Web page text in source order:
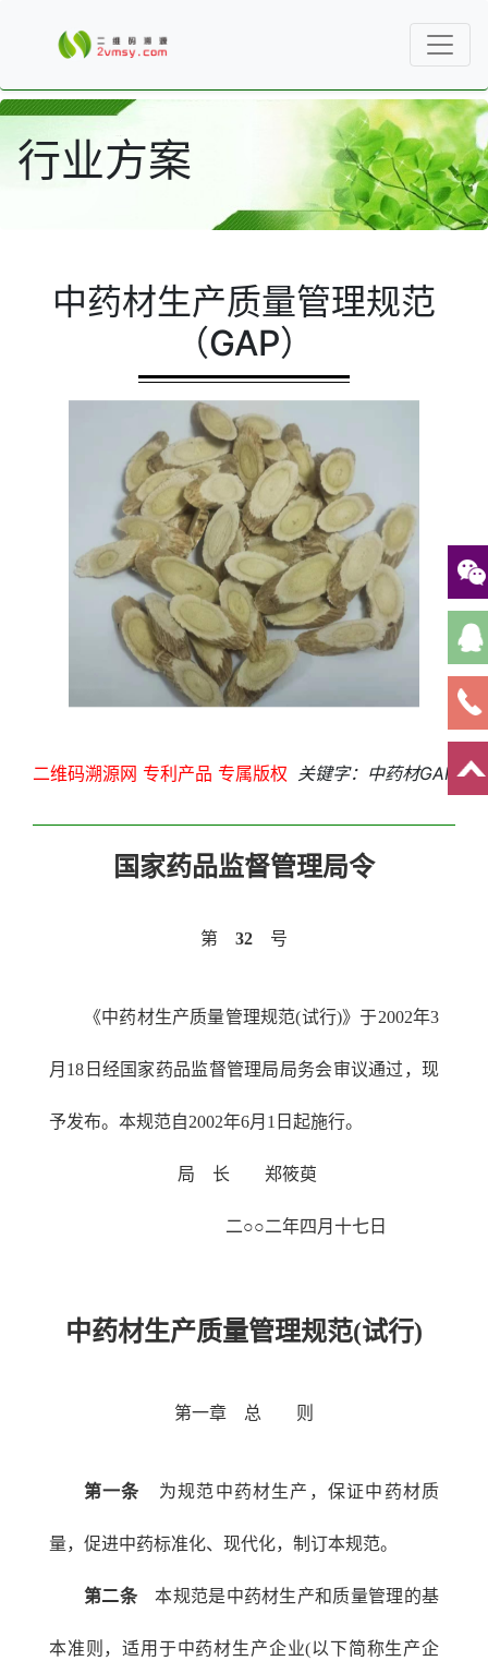
行业方案
中药材生产质量管理规范
（GAP）
二维码溯源网 专利产品 专属版权 关键字：中药材GAP
国家药品监督管理局令
第 32 号
《中药材生产质量管理规范(试行)》于2002年3
月18日经国家药品监督管理局局务会审议通过，现
予发布。本规范自2002年6月1日起施行。
局 长 郑筱萸
二○○二年四月十七日
中药材生产质量管理规范(试行)
第一章 总 则
第一条 为规范中药材生产，保证中药材质
量，促进中药标准化、现代化，制订本规范。
第二条本规范是中药材生产和质量管理的基
本准则，适用于中药材生产企业(以下简称生产企